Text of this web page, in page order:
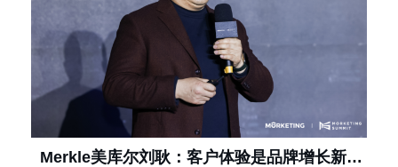
Merkle美库尔刘耿：客户体验是品牌增长新密